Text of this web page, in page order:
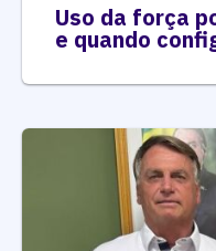
Uso da força
e quando